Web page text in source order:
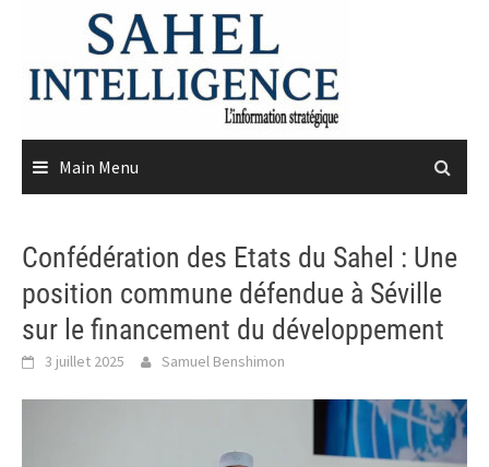
content
Main Menu
Confédération des Etats du Sahel : Une
position commune défendue à Séville
sur le financement du développement
3 juillet 2025 Samuel Benshimon